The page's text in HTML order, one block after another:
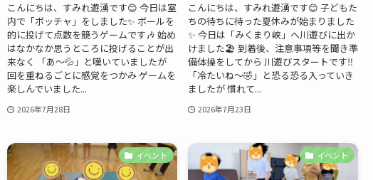
こんにちは、すみれ遊湧です😊 今日は室
内で「ボッチャ」をしました✨ ボールを
的に投げて点数を競うゲームです🎶 始め
はなかなか思うところに投げることが出
来なく 「あ～💦」と嘆いていましたが
回を重ねるごとに感覚をつかみ ゲームを
楽しんでいました...
2026年7月28日
こんにちは、すみれ遊湧です😊 子どもた
ちの待ちに待った夏休みが始まりました
✨ 今日は「みくまり峡」へ川遊びに出か
けました🏖️ 到着後、注意事項等を聞き準
備体操をしてから 川遊びスタートです‼️
「冷たいね〜🤣」と恐る恐る入っていき
ましたが 慣れて...
2026年7月23日
イベント イベント